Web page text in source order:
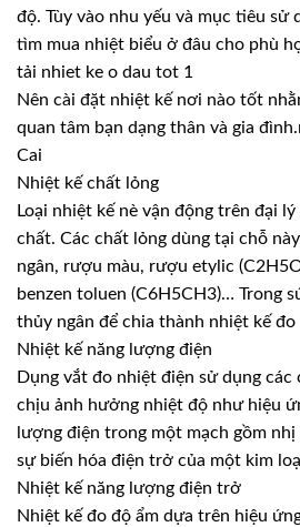
độ. Tùy vào nhu yếu và mục tiêu sử
tìm mua nhiệt biểu ở đâu cho phù
tải nhiet ke o dau tot 1
Nên cài đặt nhiệt kế nơi nào tốt
quan tâm bạn dạng thân và gia
Cai
Nhiệt kế chất lỏng
Loại nhiệt kế nè vận động trên đại
chất. Các chất lỏng dùng tại chỗ
ngân, rượu màu, rượu etylic
benzen toluen (C6H5CH3)… Trong
thủy ngân để chia thành nhiệt kế đo
Nhiệt kế năng lượng điện
Dụng vắt đo nhiệt điện sử dụng
chịu ảnh hưởng nhiệt độ như hiệu
lượng điện trong một mạch gồm
sự biến hóa điện trở của một kim
Nhiệt kế năng lượng điện trở
Nhiệt kế đo độ ẩm dựa trên hiệu